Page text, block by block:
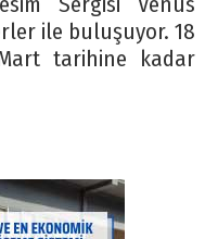
ile buluşuyor. 18
tarihine kadar